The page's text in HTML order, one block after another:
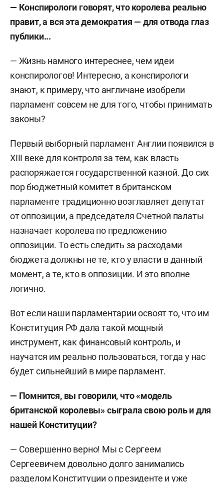
— Конспирологи говорят, что королева реально
правит, а вся эта демократия — для отвода глаз
публики...
— Жизнь намного интереснее, чем идеи
конспирологов! Интересно, а конспирологи
знают, к примеру, что англичане изобрели
парламент совсем не для того, чтобы принимать
законы?
Первый выборный парламент Англии появился в
XIII веке для контроля за тем, как власть
распоряжается государственной казной. До сих
пор бюджетный комитет в британском
парламенте традиционно возглавляет депутат
от оппозиции, а председателя Счетной палаты
назначает королева по предложению
оппозиции. То есть следить за расходами
бюджета должны не те, кто у власти в данный
момент, а те, кто в оппозиции. И это вполне
логично.
Вот если наши парламентарии освоят то, что им
Конституция РФ дала такой мощный
инструмент, как финансовый контроль, и
научатся им реально пользоваться, тогда у нас
будет сильнейший в мире парламент.
— Помнится, вы говорили, что «модель
британской королевы» сыграла свою роль и для
нашей Конституции?
— Совершенно верно! Мы с Сергеем
Сергеевичем довольно долго занимались
разделом Конституции о президенте и уже